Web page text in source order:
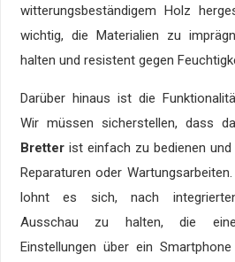
witterungsbeständigem Holz
wichtig, die Materialien zu
halten und resistent gegen
Darüber hinaus ist die
Wir müssen sicherstellen, dass
Bretterist einfach zu bedienen und
Reparaturen oder
lohnt es sich, nach integrierten
Ausschau zu halten, die
Einstellungen über ein